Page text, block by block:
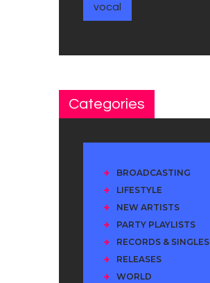
vocal
Categories
BROADCASTING
LIFESTYLE
NEW ARTISTS
PARTY PLAYLISTS
RECORDS & SINGLES
RELEASES
WORLD